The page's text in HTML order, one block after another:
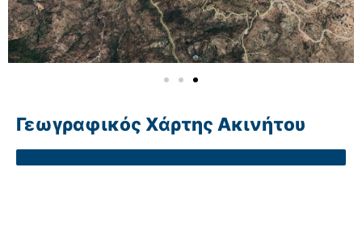
Γεωγραφικός Χάρτης Ακινήτου